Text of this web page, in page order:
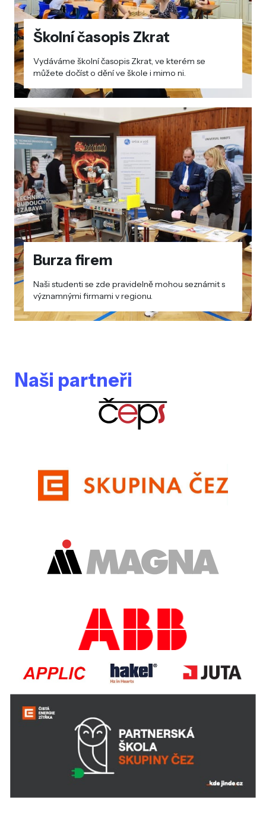
Školní časopis Zkrat
Vydáváme školní časopis Zkrat, ve kterém se
můžete dočíst o dění ve škole i mimo ni.
Burza firem
Naši studenti se zde pravidelně mohou seznámit s
významnými firmami v regionu.
Naši partneři